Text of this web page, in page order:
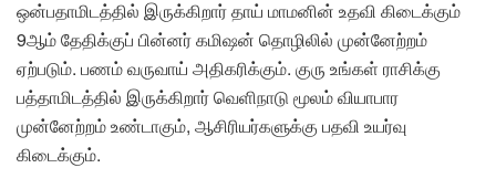
ஒன்பதாமிடத்தில் இருக்கிறார் தாய் மாமனின் உதவி கிடைக்கும்
9ஆம் தேதிக்குப் பின்னர் கமிஷன் தொழிலில் முன்னேற்றம்
ஏற்படும். பணம் வருவாய் அதிகரிக்கும். குரு உங்கள் ராசிக்கு
பத்தாமிடத்தில் இருக்கிறார் வெளிநாடு மூலம் வியாபார
முன்னேற்றம் உண்டாகும், ஆசிரியர்களுக்கு பதவி உயர்வு
கிடைக்கும்.